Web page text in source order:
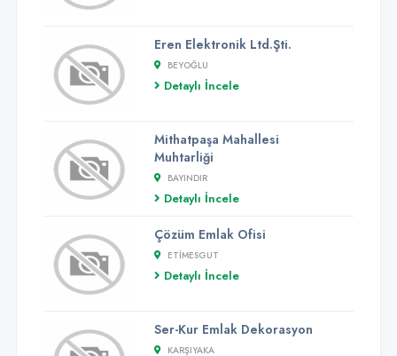
Eren Elektronik Ltd.Şti.
BEYOĞLU
Detaylı İncele
Mithatpaşa Mahallesi
Muhtarliği
BAYINDIR
Detaylı İncele
Çözüm Emlak Ofisi
ETIMESGUT
Detaylı İncele
Ser-Kur Emlak Dekorasyon
KARŞIYAKA